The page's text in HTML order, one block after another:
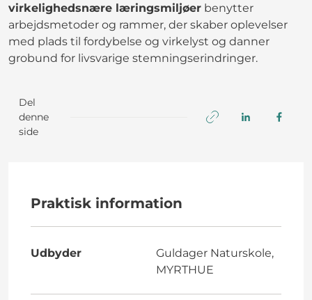
virkelighedsnære læringsmiljøer benytter
arbejdsmetoder og rammer, der skaber oplevelser
med plads til fordybelse og virkelyst og danner
grobund for livsvarige stemningserindringer.
Del
denne
side
Praktisk information
Udbyder
Guldager Naturskole,
MYRTHUE